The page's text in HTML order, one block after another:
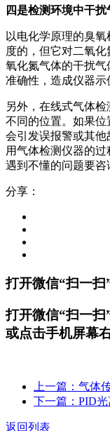
四是检测环境中干
以电化学原理的臭
度的，但它对二氧
氧化氮气体的干扰
准确性，造成仪器示
另外，在线式气体
不同的位置。如果
会引发误报警或其
用气体检测仪器的过
遇到不懂的问题要咨
分享：
打开微信“扫一扫
打开微信“扫一扫
或点击手机屏幕
上一篇：气体
下一篇：PID
返回列表